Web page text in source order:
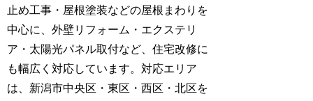
止め工事・屋根塗装などの屋根まわりを
中心に、外壁リフォーム・エクステリ
ア・太陽光パネル取付など、住宅改修に
も幅広く対応しています。対応エリア
は、新潟市中央区・東区・西区・北区を